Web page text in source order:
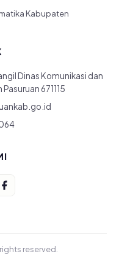
Kabupaten
Dinas Komunikasi dan
671115
reserved.